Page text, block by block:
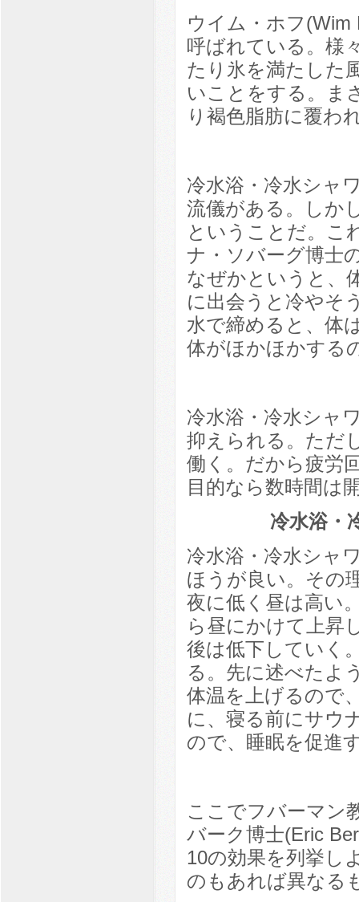
ウイム・ホフ
呼ばれている。様
たり氷を満たした
いことをする。ま
り褐色脂肪に覆わ
冷水浴・冷水シャ
流儀がある。しか
ということだ。こ
ナ・ソバーグ博士
なぜかというと、
に出会うと冷やそ
水で締めると、体
体がほかほかする
冷水浴・冷水シャ
抑えられる。ただ
働く。だから疲労
目的なら数時間は
冷水浴・
冷水浴・冷水シャ
ほうが良い。その
夜に低く昼は高い
ら昼にかけて上昇
後は低下していく
る。先に述べたよ
体温を上げるので
に、寝る前にサウ
ので、睡眠を促進
ここでフバーマン
バーク博士(Eric
10の効果を列挙し
のもあれば異なる